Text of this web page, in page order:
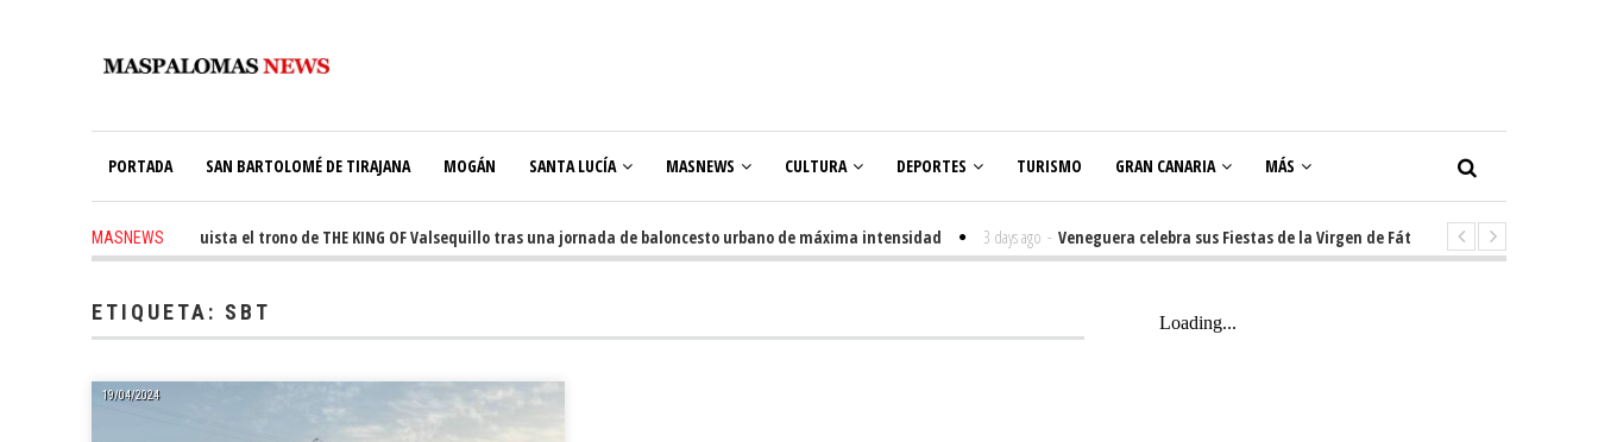
PORTADA SAN BARTOLOMÉ DE TIRAJANA MOGÁN SANTA LUCÍA MASNEWS CULTURA DEPORTES TURISMO GRAN CANARIA MÁS
MASNEWS
Ale Martín conquista el trono de THE KING OF Valsequillo tras una jornada de baloncesto urbano de máxima intensidad 3 days ago - Veneguera celebra sus Fiestas de la Virgen de Fátima con diez días de
ETIQUETA: SBT
19/04/2024